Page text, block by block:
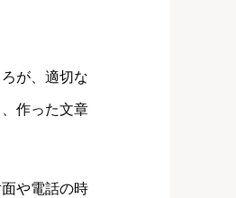
が、適切な
作った文章
や電話の時